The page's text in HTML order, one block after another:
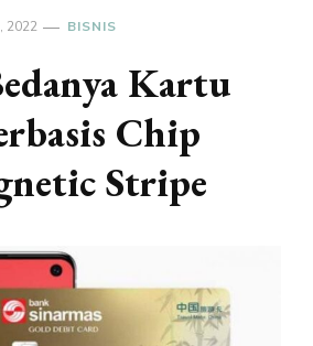
2022 BISNIS
Kartu
Chip
Stripe